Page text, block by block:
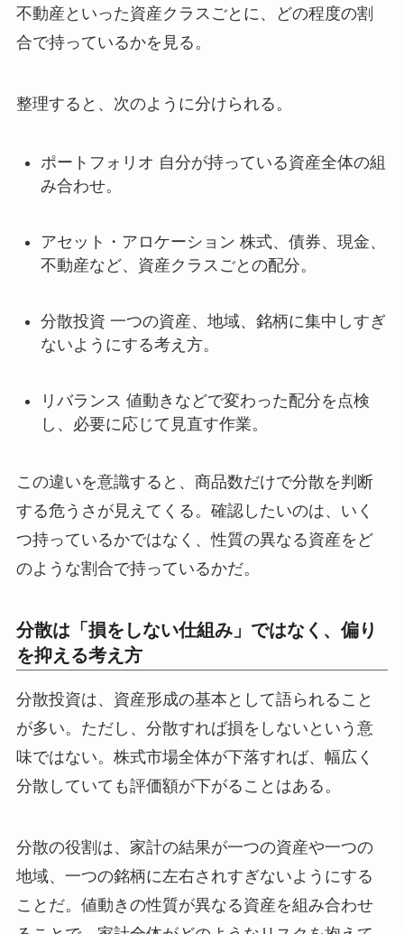
不動産といった資産クラスごとに、どの程度の割
合で持っているかを見る。
整理すると、次のように分けられる。
ポートフォリオ 自分が持っている資産全体の組
み合わせ。
アセット・アロケーション 株式、債券、現金、
不動産など、資産クラスごとの配分。
分散投資 一つの資産、地域、銘柄に集中しすぎ
ないようにする考え方。
リバランス 値動きなどで変わった配分を点検
し、必要に応じて見直す作業。
この違いを意識すると、商品数だけで分散を判断
する危うさが見えてくる。確認したいのは、いく
つ持っているかではなく、性質の異なる資産をど
のような割合で持っているかだ。
分散は「損をしない仕組み」ではなく、偏り
を抑える考え方
分散投資は、資産形成の基本として語られること
が多い。ただし、分散すれば損をしないという意
味ではない。株式市場全体が下落すれば、幅広く
分散していても評価額が下がることはある。
分散の役割は、家計の結果が一つの資産や一つの
地域、一つの銘柄に左右されすぎないようにする
ことだ。値動きの性質が異なる資産を組み合わせ